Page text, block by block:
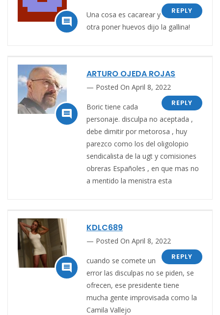

REPLY
Una cosa es cacarear y
otra poner huevos dijo la gallina!

ARTURO OJEDA ROJAS
Posted On April 8, 2022
REPLY
Boric tiene cada
personaje. disculpa no aceptada ,
debe dimitir por metorosa , huy
parezco como los del oligolopio
sendicalista de la ugt y comisiones
obreras Españoles , en que mas no
a mentido la menistra esta

KDLC689
Posted On April 8, 2022
REPLY
cuando se comete un
error las disculpas no se piden, se
ofrecen, ese presidente tiene
mucha gente improvisada como la
Camila Vallejo